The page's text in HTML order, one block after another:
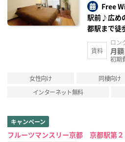
Free
駅前♪広め
都駅まで徒
賃料
ロン
月
初期
女性向け 同棲向け
インターネット無料
キャンペーン
フルーツマンスリー京都 京都駅第